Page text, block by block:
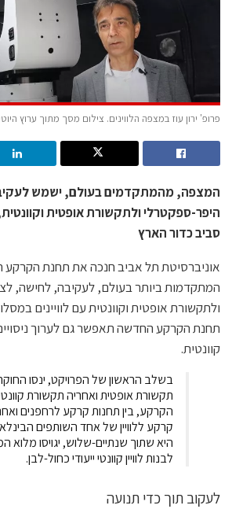
פרופ' ירון עוז במצפה הלווינים. צילום מסך מתוך ערוץ
המצפה, מהמתקדמים בעולם, ישמש
היפר-ספקטרלי ולתקשורת אופטית
סביב כדור הארץ
אוניברסיטת תל אביב חנכה את תחנת הקרקע
המתקדמות ביותר בעולם, לעקיבה, לחישה,
ולתקשורת אופטית וקוונטית עם לוויינים
תחנת הקרקע החדשה תאפשר גם לערוך
קוונטית.
בשלב הראשון של הפרויקט, ינסו
תקשורת אופטית ואחריה תקשורת
הקרקע, בין תחנות קרקע לרחפנים
קרקע ללוויין של אחד השותפים
היא שתוך שנתיים-שלוש, יגויסו מלוא
לבנות לוויין קוונטי ייעודי כחול-לבן.
לעקוב תוך כדי תנועה